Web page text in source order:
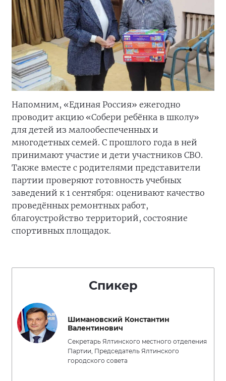
Напомним, «Единая Россия» ежегодно
проводит акцию «Собери ребёнка в школу»
для детей из малообеспеченных и
многодетных семей. С прошлого года в ней
принимают участие и дети участников СВО.
Также вместе с родителями представители
партии проверяют готовность учебных
заведений к 1 сентября: оценивают качество
проведённых ремонтных работ,
благоустройство территорий, состояние
спортивных площадок.
Спикер
Шимановский Константин
Валентинович
Секретарь Ялтинского местного отделения
Партии, Председатель Ялтинского
городского совета